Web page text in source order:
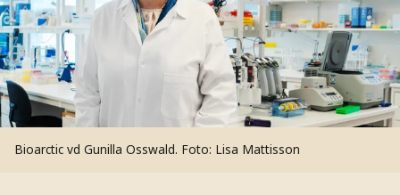
Bioarctic vd Gunilla Osswald. Foto: Lisa Mattisson